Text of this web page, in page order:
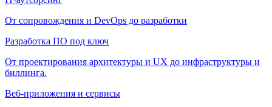
От сопровождения и DevOps до разработки
Разработка ПО под ключ
От проектирования архитектуры и UX до инфраструктуры и
биллинга.
Веб-приложения и сервисы